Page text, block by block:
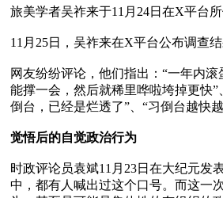
旅美学者吴祚来于11月24日在X平台
11月25日，吴祚来在X平台公布调查
网友纷纷评论，他们指出：“一年内
能撑一会，然后就稀里哗啦垮掉更快
倒台，已经是烂透了”、“习倒台越快
觉悟后的自觉政治行为
时政评论员袁斌11月23日在大纪元发
中，都有人喊出过这个口号。而这一